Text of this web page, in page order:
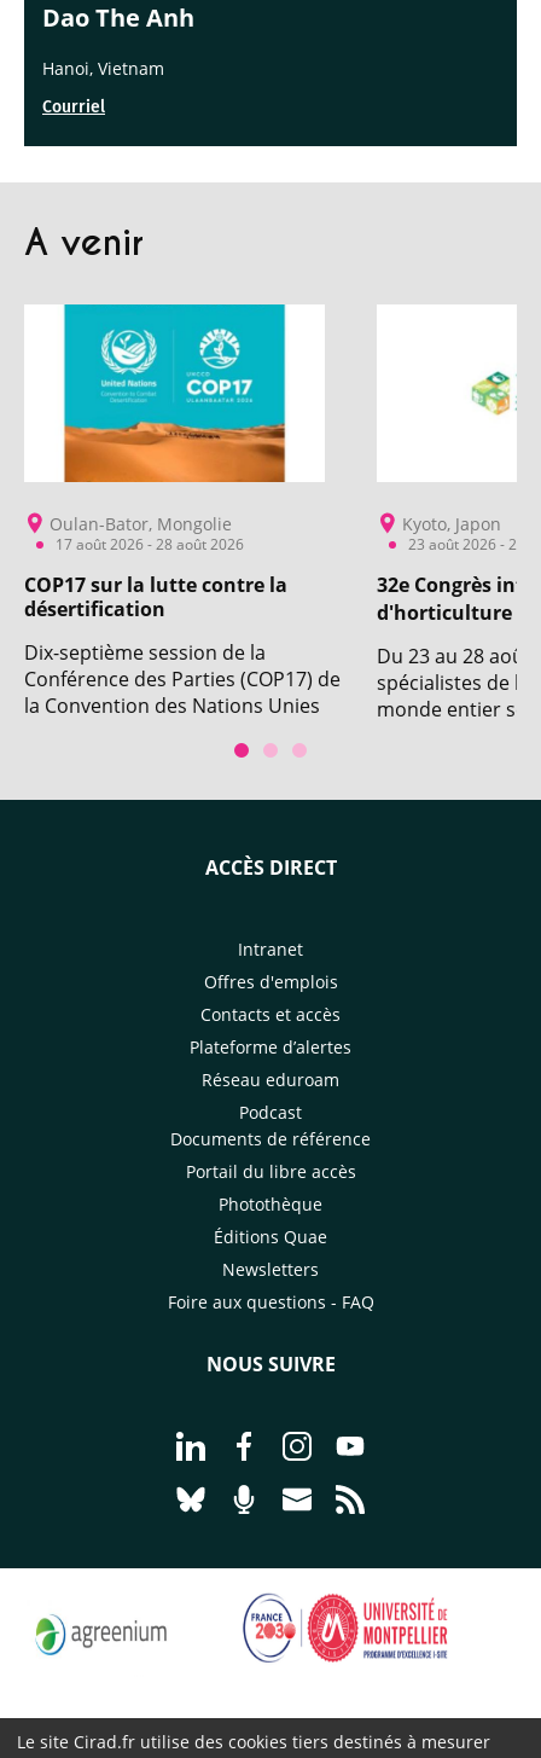
Dao The Anh
Hanoi, Vietnam
Courriel
A venir
Oulan-Bator, Mongolie
17 août 2026 - 28 août 2026
COP17 sur la lutte contre la
désertification
Dix-septième session de la
Conférence des Parties (COP17) de
la Convention des Nations Unies
désertification (UNCCD). Avec la
Kyoto, Japon
23 août 2026 - 28
32e Congrès
d'horticulture
Du 23 au 28 août
spécialistes de
monde entier se
ACCÈS DIRECT
Intranet
Offres d'emplois
Contacts et accès
Plateforme d’alertes
Réseau eduroam
Podcast
Documents de référence
Portail du libre accès
Photothèque
Éditions Quae
Newsletters
Foire aux questions - FAQ
NOUS SUIVRE
Aller à la page Nous suivre sur
Aller à la page Nous suivre sur
Aller à la page Nous
Aller à la page
Aller à la page Nous suivre sur
Aller à la page Nourrir le
Aller à la page Nous
Le site Cirad.fr utilise des cookies tiers destinés à mesurer